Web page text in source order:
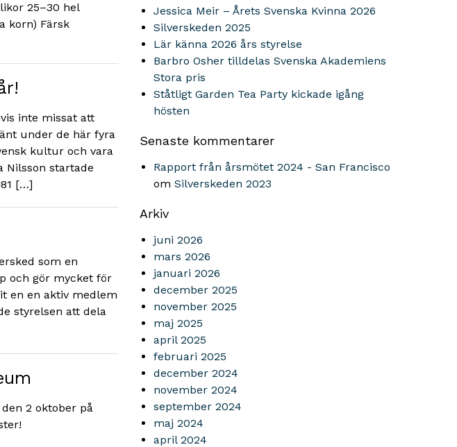
25–30 hel
korn) Färsk
inte missat att
under de här fyra
kultur och vara
Nilsson startade
[…]
som en
och gör mycket för
en en aktiv medlem
styrelsen att dela
2 oktober på
Jessica Meir – Årets Svenska Kvinna 2026
Silverskeden 2025
Lär känna 2026 års styrelse
Barbro Osher tilldelas Svenska Akademiens
Stora pris
Ståtligt Garden Tea Party kickade igång
hösten
Senaste kommentarer
Rapport från årsmötet 2024 - San Francisco
om Silverskeden 2023
Arkiv
juni 2026
mars 2026
januari 2026
december 2025
november 2025
maj 2025
april 2025
februari 2025
december 2024
november 2024
september 2024
maj 2024
april 2024